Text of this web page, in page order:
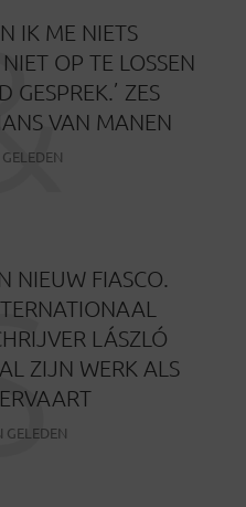
IK ME NIETS
OP TE LOSSEN
GESPREK.’ ZES
VAN MANEN
NIEUW FIASCO.
LÁSZLÓ
ZIJN WERK ALS